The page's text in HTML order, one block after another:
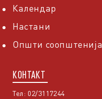
Календар
Настани
Општи соопштенија
КОНТАКТ
Тел: 02/3117244